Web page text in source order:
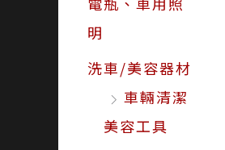
明
洗車/美容器材
車輛清潔
美容工具